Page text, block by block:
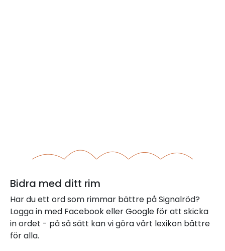
Bidra med ditt rim
Har du ett ord som rimmar bättre på Signalröd?
Logga in med Facebook eller Google för att skicka
in ordet - på så sätt kan vi göra vårt lexikon bättre
för alla.